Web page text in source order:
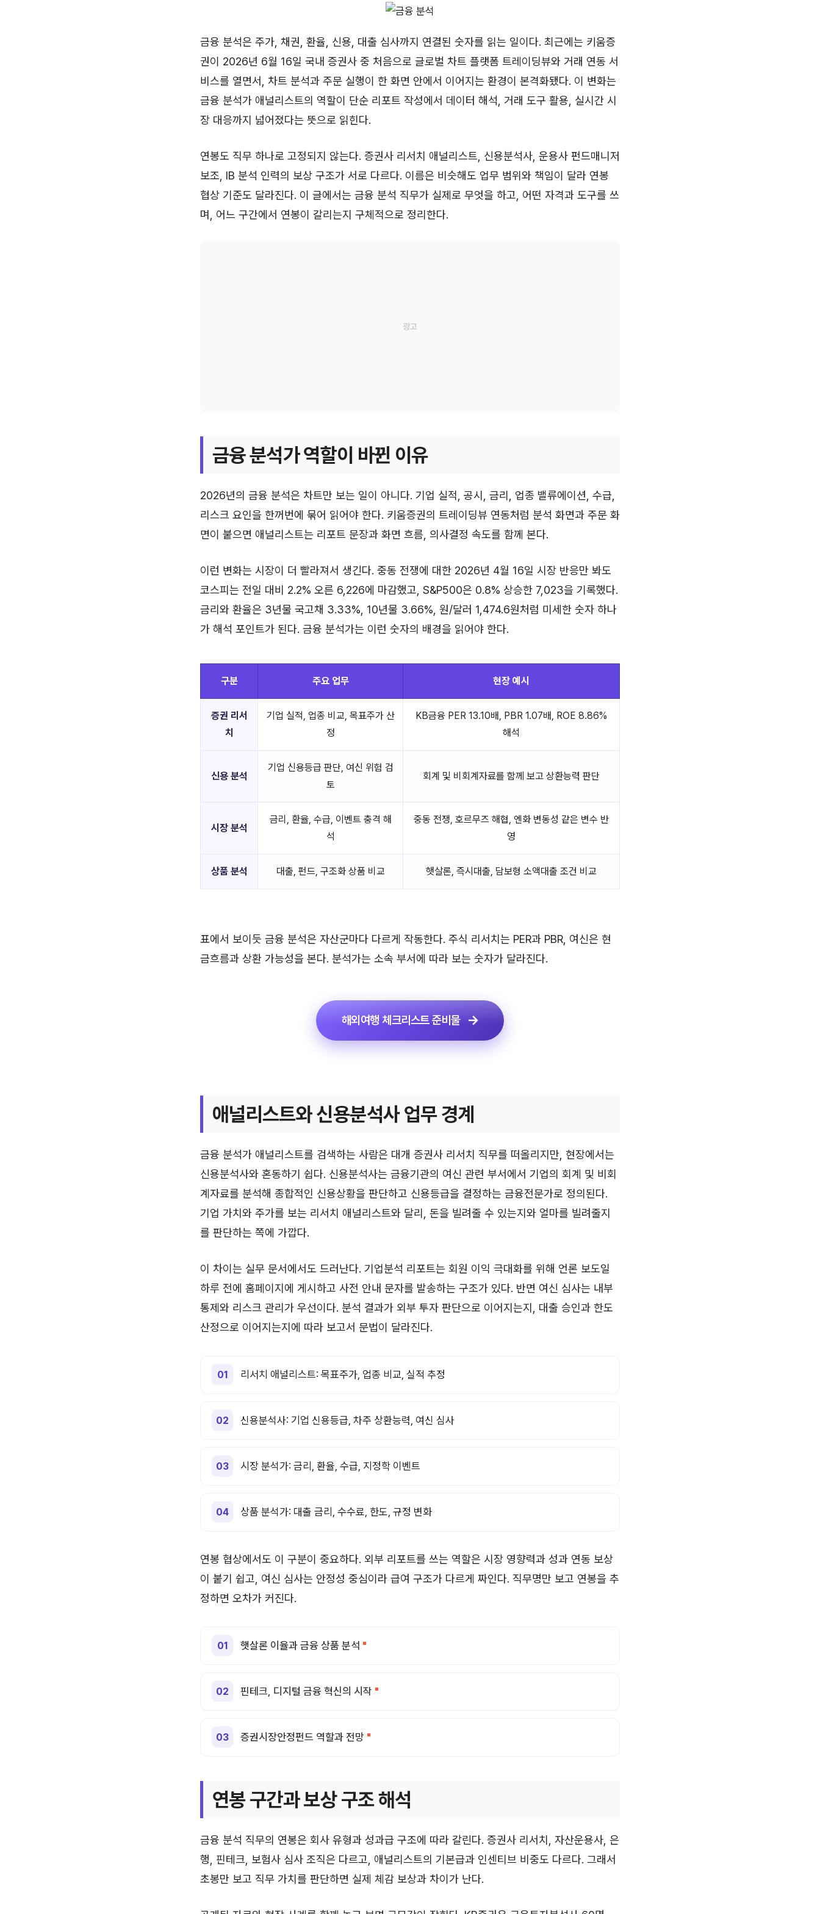
금융 분석은 주가, 채권, 환율, 신용, 대출 심사까지 연결된 숫자를 읽는 일이다. 최근에는 키움증
권이 2026년 6월 16일 국내 증권사 중 처음으로 글로벌 차트 플랫폼 트레이딩뷰와 거래 연동 서
비스를 열면서, 차트 분석과 주문 실행이 한 화면 안에서 이어지는 환경이 본격화됐다. 이 변화는
금융 분석가 애널리스트의 역할이 단순 리포트 작성에서 데이터 해석, 거래 도구 활용, 실시간 시
장 대응까지 넓어졌다는 뜻으로 읽힌다.
연봉도 직무 하나로 고정되지 않는다. 증권사 리서치 애널리스트, 신용분석사, 운용사 펀드매니저
보조, IB 분석 인력의 보상 구조가 서로 다르다. 이름은 비슷해도 업무 범위와 책임이 달라 연봉
협상 기준도 달라진다. 이 글에서는 금융 분석 직무가 실제로 무엇을 하고, 어떤 자격과 도구를 쓰
며, 어느 구간에서 연봉이 갈리는지 구체적으로 정리한다.
금융 분석가 역할이 바뀐 이유
2026년의 금융 분석은 차트만 보는 일이 아니다. 기업 실적, 공시, 금리, 업종 밸류에이션, 수급,
리스크 요인을 한꺼번에 묶어 읽어야 한다. 키움증권의 트레이딩뷰 연동처럼 분석 화면과 주문 화
면이 붙으면 애널리스트는 리포트 문장과 화면 흐름, 의사결정 속도를 함께 본다.
이런 변화는 시장이 더 빨라져서 생긴다. 중동 전쟁에 대한 2026년 4월 16일 시장 반응만 봐도
코스피는 전일 대비 2.2% 오른 6,226에 마감했고, S&P500은 0.8% 상승한 7,023을 기록했다.
금리와 환율은 3년물 국고채 3.33%, 10년물 3.66%, 원/달러 1,474.6원처럼 미세한 숫자 하나
가 해석 포인트가 된다. 금융 분석가는 이런 숫자의 배경을 읽어야 한다.
구분 주요 업무 현장 예시
증권 리서
치
기업 실적, 업종 비교, 목표주가 산
정
KB금융 PER 13.10배, PBR 1.07배, ROE 8.86%
해석
신용 분석
기업 신용등급 판단, 여신 위험 검
토
회계 및 비회계자료를 함께 보고 상환능력 판단
시장 분석
금리, 환율, 수급, 이벤트 충격 해
석
중동 전쟁, 호르무즈 해협, 엔화 변동성 같은 변수 반
영
상품 분석 대출, 펀드, 구조화 상품 비교 햇살론, 즉시대출, 담보형 소액대출 조건 비교
표에서 보이듯 금융 분석은 자산군마다 다르게 작동한다. 주식 리서치는 PER과 PBR, 여신은 현
금흐름과 상환 가능성을 본다. 분석가는 소속 부서에 따라 보는 숫자가 달라진다.
해외여행 체크리스트 준비물
애널리스트와 신용분석사 업무 경계
금융 분석가 애널리스트를 검색하는 사람은 대개 증권사 리서치 직무를 떠올리지만, 현장에서는
신용분석사와 혼동하기 쉽다. 신용분석사는 금융기관의 여신 관련 부서에서 기업의 회계 및 비회
계자료를 분석해 종합적인 신용상황을 판단하고 신용등급을 결정하는 금융전문가로 정의된다.
기업 가치와 주가를 보는 리서치 애널리스트와 달리, 돈을 빌려줄 수 있는지와 얼마를 빌려줄지
를 판단하는 쪽에 가깝다.
이 차이는 실무 문서에서도 드러난다. 기업분석 리포트는 회원 이익 극대화를 위해 언론 보도일
하루 전에 홈페이지에 게시하고 사전 안내 문자를 발송하는 구조가 있다. 반면 여신 심사는 내부
통제와 리스크 관리가 우선이다. 분석 결과가 외부 투자 판단으로 이어지는지, 대출 승인과 한도
산정으로 이어지는지에 따라 보고서 문법이 달라진다.
리서치 애널리스트: 목표주가, 업종 비교, 실적 추정
신용분석사: 기업 신용등급, 차주 상환능력, 여신 심사
시장 분석가: 금리, 환율, 수급, 지정학 이벤트
상품 분석가: 대출 금리, 수수료, 한도, 규정 변화
연봉 협상에서도 이 구분이 중요하다. 외부 리포트를 쓰는 역할은 시장 영향력과 성과 연동 보상
이 붙기 쉽고, 여신 심사는 안정성 중심이라 급여 구조가 다르게 짜인다. 직무명만 보고 연봉을 추
정하면 오차가 커진다.
햇살론 이율과 금융 상품 분석
핀테크, 디지털 금융 혁신의 시작
증권시장안정펀드 역할과 전망
연봉 구간과 보상 구조 해석
금융 분석 직무의 연봉은 회사 유형과 성과급 구조에 따라 갈린다. 증권사 리서치, 자산운용사, 은
행, 핀테크, 보험사 심사 조직은 다르고, 애널리스트의 기본급과 인센티브 비중도 다르다. 그래서
초봉만 보고 직무 가치를 판단하면 실제 체감 보상과 차이가 난다.